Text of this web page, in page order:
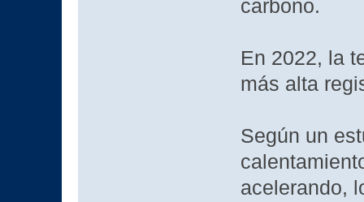
carbono.
En 2022, la
más alta
Según un
acelerando,